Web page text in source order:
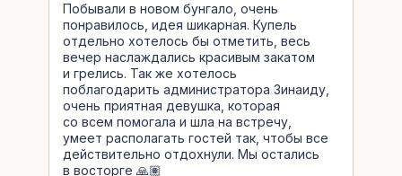
Побывали в новом бунгало, очень
понравилось, идея шикарная. Купель
отдельно хотелось бы отметить, весь
вечер наслаждались красивым закатом
и грелись. Так же хотелось
поблагодарить администратора Зинаиду,
очень приятная девушка, которая
со всем помогала и шла на встречу,
умеет располагать гостей так, чтобы все
действительно отдохнули. Мы остались
в восторге 🙏🏽